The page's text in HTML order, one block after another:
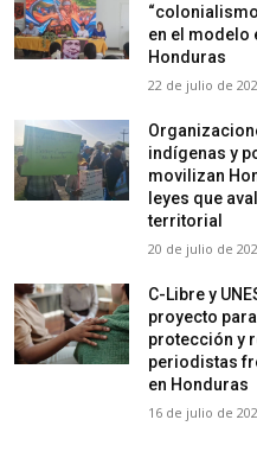
en el modelo
Honduras
22 de julio de
indígenas y
movilizan
leyes que
territorial
20 de julio de
C-Libre y
proyecto
protección y
periodistas
en Honduras
16 de julio de